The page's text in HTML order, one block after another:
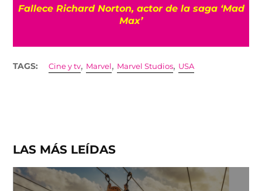
Fallece Richard Norton, actor de la saga ‘Mad
Max’
TAGS: Cine y tv, Marvel , Marvel Studios, USA
LAS MÁS LEÍDAS